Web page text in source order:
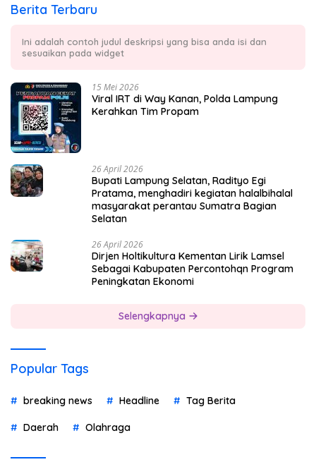
Berita Terbaru
Ini adalah contoh judul deskripsi yang bisa anda isi dan
sesuaikan pada widget
15 Mei 2026
Viral IRT di Way Kanan, Polda Lampung
Kerahkan Tim Propam
26 April 2026
Bupati Lampung Selatan, Radityo Egi
Pratama, menghadiri kegiatan halalbihalal
masyarakat perantau Sumatra Bagian
Selatan
26 April 2026
Dirjen Holtikultura Kementan Lirik Lamsel
Sebagai Kabupaten Percontohqn Program
Peningkatan Ekonomi
Selengkapnya
Popular Tags
breaking news Headline Tag Berita
Daerah Olahraga